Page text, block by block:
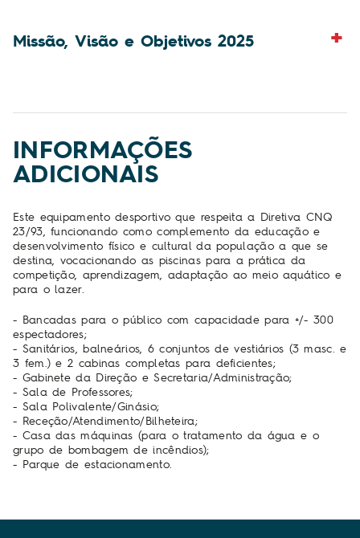
Missão, Visão e Objetivos 2025
INFORMAÇÕES
ADICIONAIS
Este equipamento desportivo que respeita a Diretiva CNQ
23/93, funcionando como complemento da educação e
desenvolvimento físico e cultural da população a que se
destina, vocacionando as piscinas para a prática da
competição, aprendizagem, adaptação ao meio aquático e
para o lazer.
- Bancadas para o público com capacidade para +/- 300
espectadores;
- Sanitários, balneários, 6 conjuntos de vestiários (3 masc. e
3 fem.) e 2 cabinas completas para deficientes;
- Gabinete da Direção e Secretaria/Administração;
- Sala de Professores;
- Sala Polivalente/Ginásio;
- Receção/Atendimento/Bilheteira;
- Casa das máquinas (para o tratamento da água e o
grupo de bombagem de incêndios);
- Parque de estacionamento.